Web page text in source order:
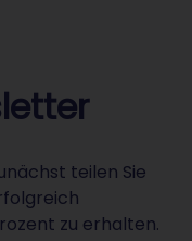
teilen Sie
zu erhalten.